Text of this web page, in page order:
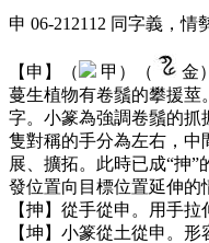
申 06-212112 同字義，情
【申】（ 甲）（ 金
蔓生植物有卷鬚的攀援莖
字。小篆為強調卷鬚的抓
隻對稱的手分為左右，中
展、擴拓。此時已成“抻
發位置向目標位置延伸的
【抻】從手從申。用手拉
【坤】小篆從土從申。